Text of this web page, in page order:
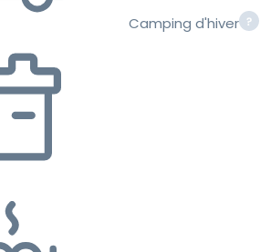
Camping d'hiver